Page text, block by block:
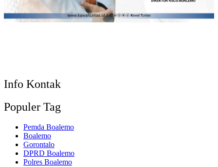
Info Kontak
Populer Tag
Pemda Boalemo
Boalemo
Gorontalo
DPRD Boalemo
Polres Boalemo